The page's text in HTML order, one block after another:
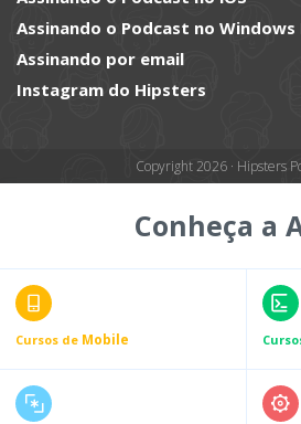
Assinando o Podcast no Windows
Assinando por email
Instagram do Hipsters
Copyright 2026 · Hipsters
Conheça a
Cursos de Mobile